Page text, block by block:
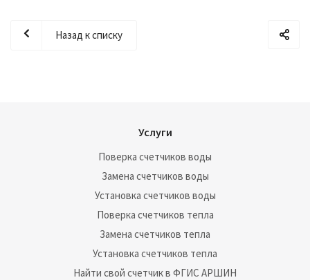
Назад к списку
Услуги
Поверка счетчиков воды
Замена счетчиков воды
Установка счетчиков воды
Поверка счетчиков тепла
Замена счетчиков тепла
Установка счетчиков тепла
Найти свой счетчик в ФГИС АРШИН